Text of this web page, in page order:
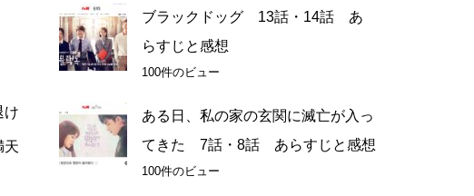
け
天
ブラックドッグ 13話・14話 あ
らすじと感想
100件のビュー
ある日、私の家の玄関に滅亡が入っ
てきた 7話・8話 あらすじと感想
100件のビュー